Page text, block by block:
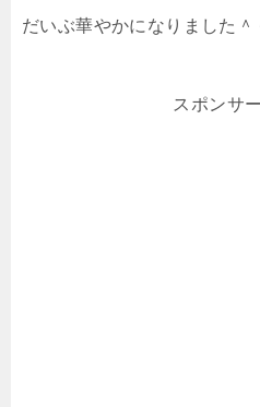
だいぶ華やかになりました＾
スポンサ